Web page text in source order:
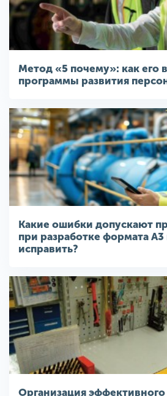
Метод «5 почему»: как его
программы развития
Какие ошибки допускают
при разработке формата A3
исправить?
Организация эффективного